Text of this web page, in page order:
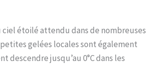
ciel étoilé attendu dans de nombreuses
gelées locales sont également
jusqu’au 0°C dans les